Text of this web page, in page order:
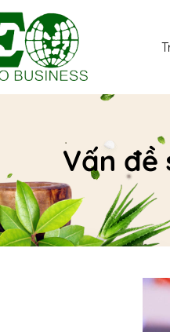
Vấn đề